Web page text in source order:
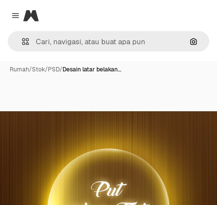
Close menu
Magnific
Rumah/Stok/PSD/Desain latar belakan…